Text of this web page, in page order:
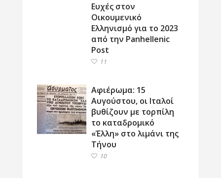
Ευχές στον
Οικουμενικό
Ελληνισμό για το 2023
από την Panhellenic
Post
11
Αφιέρωμα: 15
Αυγούστου, οι Ιταλοί
βυθίζουν με τορπίλη
το καταδρομικό
«Έλλη» στο λιμάνι της
Τήνου
10